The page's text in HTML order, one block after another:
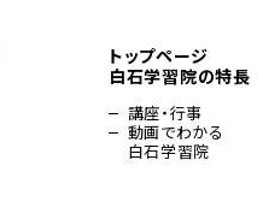
トップページ
白石学習院の特長
講座・行事
動画でわかる
白石学習院